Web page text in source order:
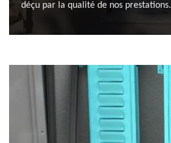
déçu par la qualité de nos prestations.